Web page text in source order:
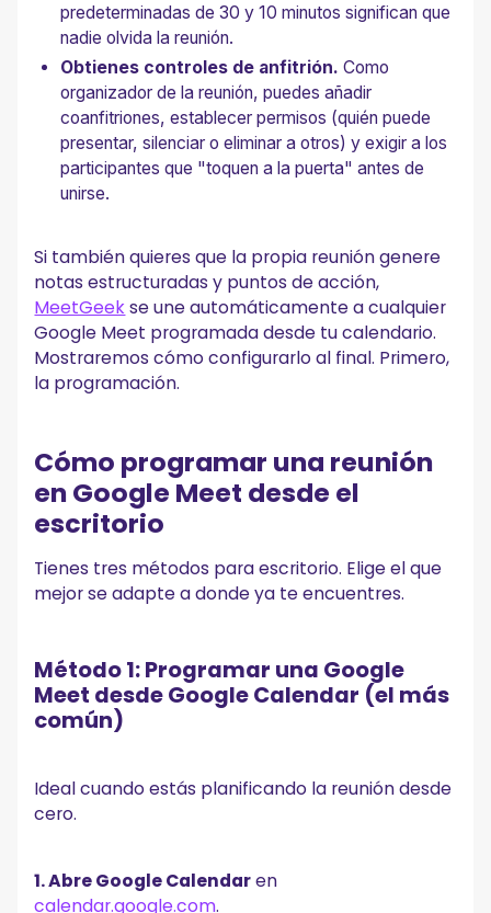
predeterminadas de 30 y 10 minutos significan que
nadie olvida la reunión.
Obtienes controles de anfitrión. Como
organizador de la reunión, puedes añadir
coanfitriones, establecer permisos (quién puede
presentar, silenciar o eliminar a otros) y exigir a los
participantes que "toquen a la puerta" antes de
unirse.
Si también quieres que la propia reunión genere
notas estructuradas y puntos de acción,
MeetGeekse une automáticamente a cualquier
Google Meet programada desde tu calendario.
Mostraremos cómo configurarlo al final. Primero,
la programación.
Cómo programar una reunión
en Google Meet desde el
escritorio
Tienes tres métodos para escritorio. Elige el que
mejor se adapte a donde ya te encuentres.
Método 1: Programar una Google
Meet desde Google Calendar (el más
común)
Ideal cuando estás planificando la reunión desde
cero.
1. Abre Google Calendaren
calendar.google.com.